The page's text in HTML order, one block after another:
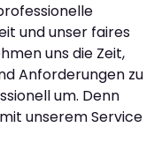
und unser faires
uns die Zeit,
Anforderungen zu
um. Denn
unserem Service